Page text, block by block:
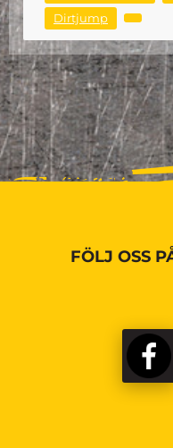
Dirtjump
FÖLJ OSS